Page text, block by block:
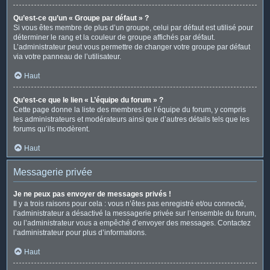
Qu’est-ce qu’un « Groupe par défaut » ?
Si vous êtes membre de plus d’un groupe, celui par défaut est utilisé pour
déterminer le rang et la couleur de groupe affichés par défaut.
L’administrateur peut vous permettre de changer votre groupe par défaut
via votre panneau de l’utilisateur.
Haut
Qu’est-ce que le lien « L’équipe du forum » ?
Cette page donne la liste des membres de l’équipe du forum, y compris
les administrateurs et modérateurs ainsi que d’autres détails tels que les
forums qu’ils modèrent.
Haut
Messagerie privée
Je ne peux pas envoyer de messages privés !
Il y a trois raisons pour cela : vous n’êtes pas enregistré et/ou connecté,
l’administrateur a désactivé la messagerie privée sur l’ensemble du forum,
ou l’administrateur vous a empêché d’envoyer des messages. Contactez
l’administrateur pour plus d’informations.
Haut